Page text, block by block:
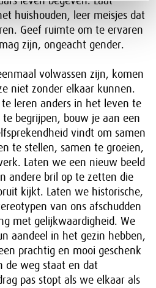
huishouden, leer meisjes dat
Geef ruimte om te ervaren
zijn, ongeacht gender.
volwassen zijn, komen
niet zonder elkaar kunnen.
leren anders in het leven te
begrijpen, bouw je aan een
vindt om samen
te stellen, samen te groeien,
Laten we een nieuw beeld
andere bril op te zetten die
kijkt. Laten we historische,
van ons afschudden
met gelijkwaardigheid. We
aandeel in het gezin hebben,
prachtig en mooi geschenk
de weg staat en dat
pas stopt als we elkaar als